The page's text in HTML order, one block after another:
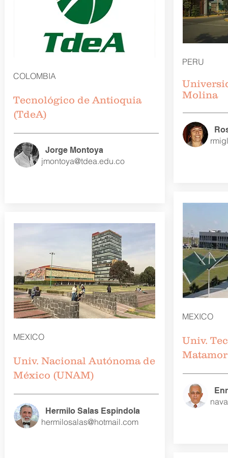
COLOMBIA
Tecnológico de Antioquia
(TdeA)
jmontoya@tdea.edu.co
Jorge Montoya
MEXICO
Univ. Nacional Autónoma de
México (UNAM)
hermilosalas@hotmail.com
Hermilo Salas Espindola
PERU
Molina
MEXICO
Univ.